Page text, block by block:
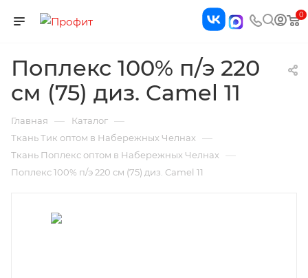
0
Поплекс 100% п/э 220
см (75) диз. Camel 11
Главная — Каталог —
Ткань Тик оптом в Набережных Челнах —
Ткань Поплекс оптом в Набережных Челнах —
Поплекс 100% п/э 220 см (75) диз. Camel 11